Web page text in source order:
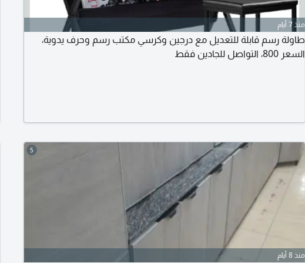
منذ 7 أيام
طاولة رسم قابلة للتعديل مع درجين وكرسي مكتب رسم وحرف يدوية،
السعر 800، التواصل للجادين فقط
5
منذ 8 أيام